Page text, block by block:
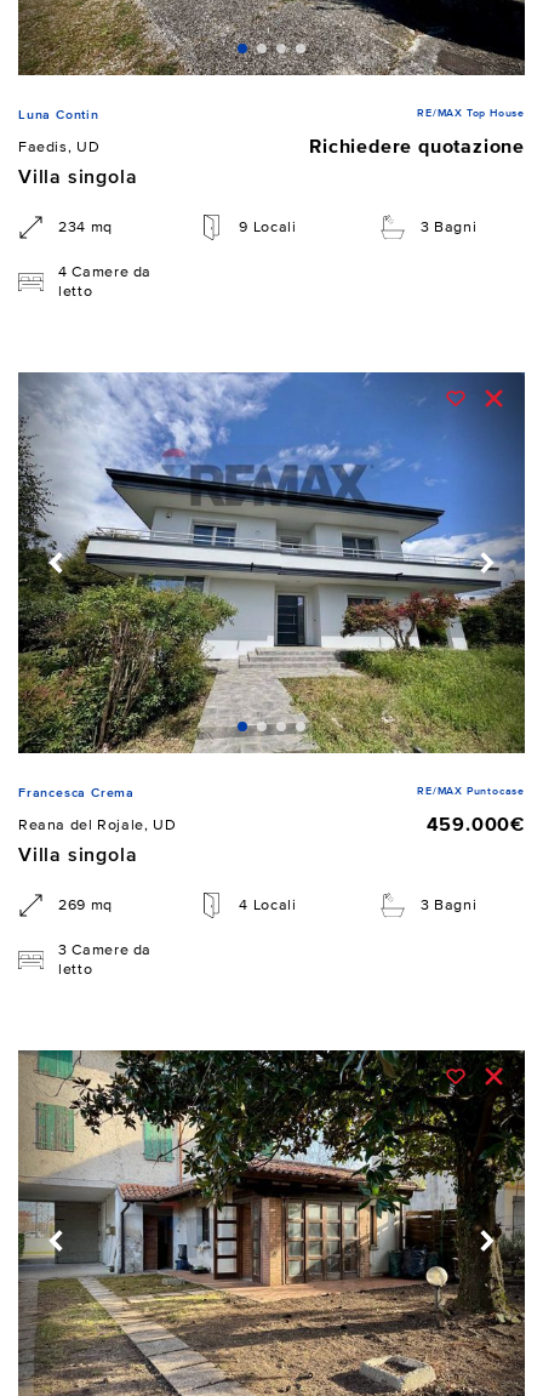
Luna Contin RE/MAX Top House
Faedis, UD
Richiedere quotazione
Villa singola
234 mq 9 Locali 3 Bagni
4 Camere da
letto
Francesca Crema RE/MAX Puntocase
Reana del Rojale, UD
459.000€
Villa singola
269 mq 4 Locali 3 Bagni
3 Camere da
letto